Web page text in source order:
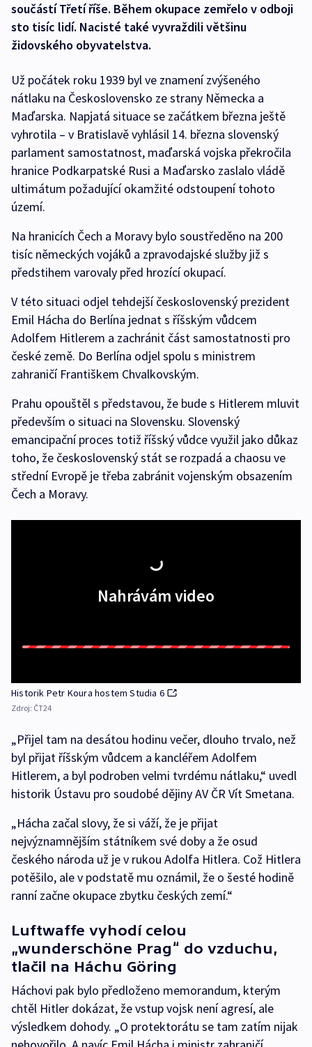
součástí Třetí říše. Během okupace zemřelo v odboji
sto tisíc lidí. Nacisté také vyvraždili většinu
židovského obyvatelstva.
Už počátek roku 1939 byl ve znamení zvýšeného
nátlaku na Československo ze strany Německa a
Maďarska. Napjatá situace se začátkem března ještě
vyhrotila – v Bratislavě vyhlásil 14. března slovenský
parlament samostatnost, maďarská vojska překročila
hranice Podkarpatské Rusi a Maďarsko zaslalo vládě
ultimátum požadující okamžité odstoupení tohoto
území.
Na hranicích Čech a Moravy bylo soustředěno na 200
tisíc německých vojáků a zpravodajské služby již s
předstihem varovaly před hrozící okupací.
V této situaci odjel tehdejší československý prezident
Emil Hácha do Berlína jednat s říšským vůdcem
Adolfem Hitlerem a zachránit část samostatnosti pro
české země. Do Berlína odjel spolu s ministrem
zahraničí Františkem Chvalkovským.
Prahu opouštěl s představou, že bude s Hitlerem mluvit
především o situaci na Slovensku. Slovenský
emancipační proces totiž říšský vůdce využil jako důkaz
toho, že československý stát se rozpadá a chaosu ve
střední Evropě je třeba zabránit vojenským obsazením
Čech a Moravy.
Nahrávám video
Historik Petr Koura hostem Studia 6
Zdroj: ČT24
„Přijel tam na desátou hodinu večer, dlouho trvalo, než
byl přijat říšským vůdcem a kancléřem Adolfem
Hitlerem, a byl podroben velmi tvrdému nátlaku,“ uvedl
historik Ústavu pro soudobé dějiny AV ČR Vít Smetana.
„Hácha začal slovy, že si váží, že je přijat
nejvýznamnějším státníkem své doby a že osud
českého národa už je v rukou Adolfa Hitlera. Což Hitlera
potěšilo, ale v podstatě mu oznámil, že o šesté hodině
ranní začne okupace zbytku českých zemí.“
Luftwaffe vyhodí celou
„wunderschöne Prag“ do vzduchu,
tlačil na Háchu Göring
Háchovi pak bylo předloženo memorandum, kterým
chtěl Hitler dokázat, že vstup vojsk není agresí, ale
výsledkem dohody. „O protektorátu se tam zatím nijak